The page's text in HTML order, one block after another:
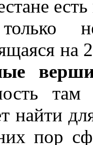
на
там
найти
пор